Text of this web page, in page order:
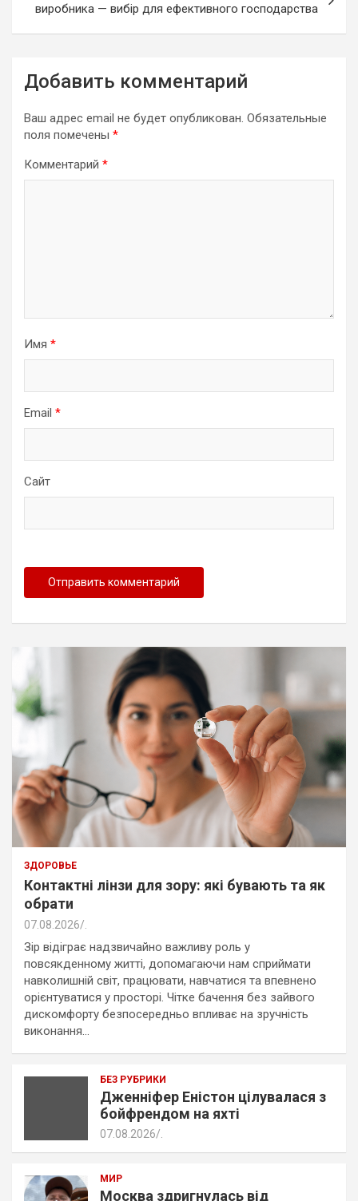
виробника — вибір для ефективного господарства
Добавить комментарий
Ваш адрес email не будет опубликован. Обязательные
поля помечены *
Комментарий *
Имя *
Email *
Сайт
ЗДОРОВЬЕ
Контактні лінзи для зору: які бувають та як
обрати
07.08.2026
Зір відіграє надзвичайно важливу роль у
повсякденному житті, допомагаючи нам сприймати
навколишній світ, працювати, навчатися та впевнено
орієнтуватися у просторі. Чітке бачення без зайвого
дискомфорту безпосередньо впливає на зручність
виконання…
БЕЗ РУБРИКИ
Дженніфер Еністон цілувалася з
бойфрендом на яхті
07.08.2026
МИР
Москва здригнулась від